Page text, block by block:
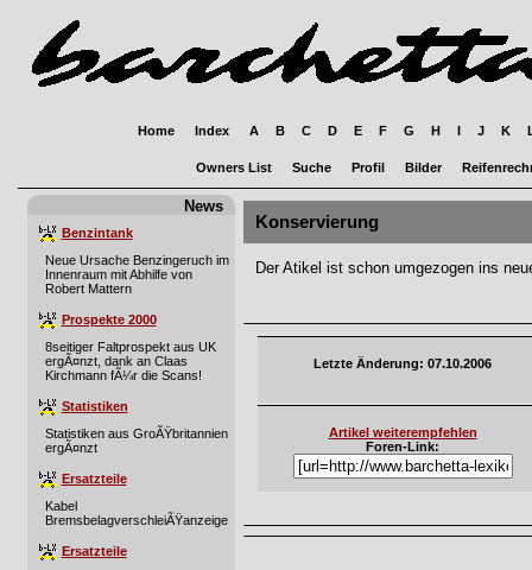
Home Index A B C D E F G H I J K
Owners List Suche Profil Bilder
News
Benzintank
Neue Ursache Benzingeruch im
Innenraum mit Abhilfe von
Robert Mattern
Prospekte 2000
8seitiger Faltprospekt aus UK
ergÃ¤nzt, dank an Claas
Kirchmann fÃ¼r die Scans!
Statistiken
Statistiken aus GroÃŸbritannien
ergÃ¤nzt
Ersatzteile
Kabel
BremsbelagverschleiÃŸanzeige
Ersatzteile
Konservierung
Der Atikel ist schon umgezogen ins
Letzte Änderung: 07.10.2006
Artikel weiterempfehlen
Foren-Link: